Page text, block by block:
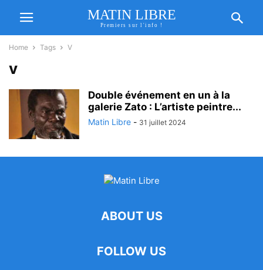
MATIN LIBRE
Premiers sur l'info !
Home Tags V
v
Double événement en un à la
galerie Zato : L’artiste peintre...
Matin Libre - 31 juillet 2024
ABOUT US
FOLLOW US